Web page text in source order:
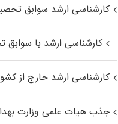
کارشناسی ارشد سوابق
کارشناسی ارشد با سوابق
کارشناسی ارشد خارج از
جذب هیات علمی وزارت